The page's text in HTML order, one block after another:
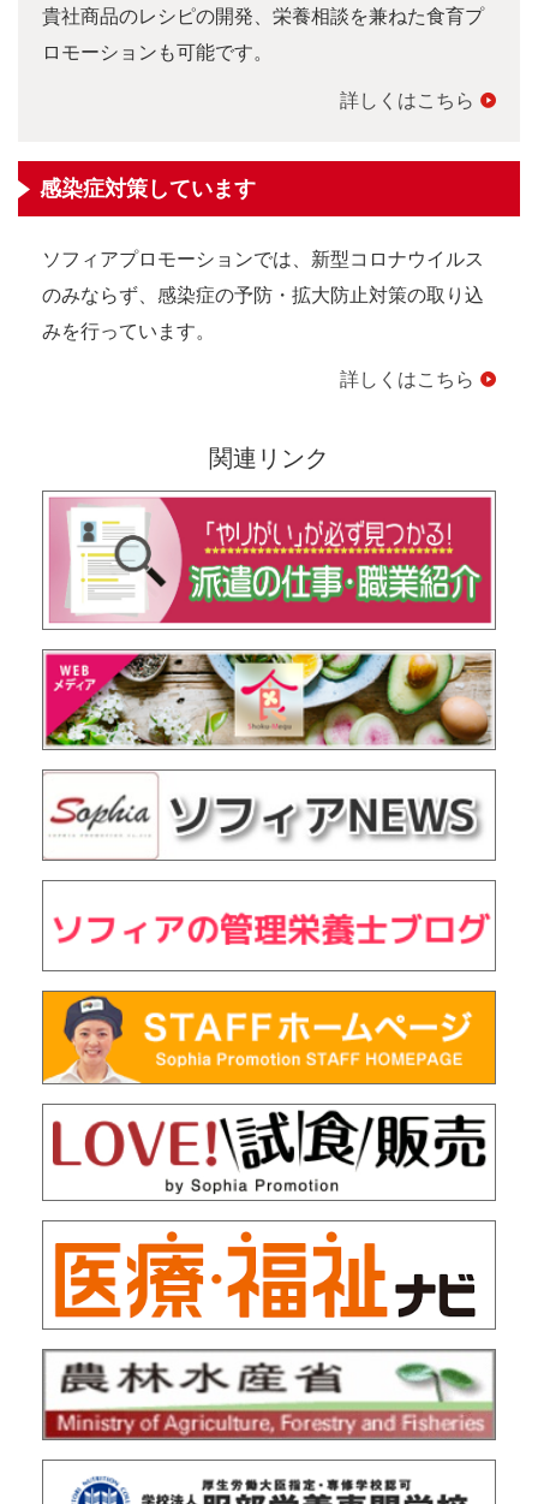
貴社商品のレシピの開発、栄養相談を兼ねた食育プ
ロモーションも可能です。
詳しくはこちら
感染症対策しています
ソフィアプロモーションでは、新型コロナウイルス
のみならず、感染症の予防・拡大防止対策の取り込
みを行っています。
詳しくはこちら
関連リンク